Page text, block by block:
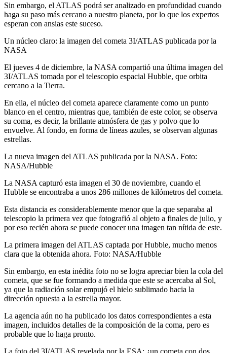
Sin embargo, el ATLAS podrá ser analizado en profundidad cuando
haga su paso más cercano a nuestro planeta, por lo que los expertos
esperan con ansias este suceso.
Un núcleo claro: la imagen del cometa 3I/ATLAS publicada por la
NASA
El jueves 4 de diciembre, la NASA compartió una última imagen del
3I/ATLAS tomada por el telescopio espacial Hubble, que orbita
cercano a la Tierra.
En ella, el núcleo del cometa aparece claramente como un punto
blanco en el centro, mientras que, también de este color, se observa
su coma, es decir, la brillante atmósfera de gas y polvo que lo
envuelve. Al fondo, en forma de líneas azules, se observan algunas
estrellas.
La nueva imagen del ATLAS publicada por la NASA. Foto:
NASA/Hubble
La NASA capturó esta imagen el 30 de noviembre, cuando el
Hubble se encontraba a unos 286 millones de kilómetros del cometa.
Esta distancia es considerablemente menor que la que separaba al
telescopio la primera vez que fotografió al objeto a finales de julio, y
por eso recién ahora se puede conocer una imagen tan nítida de este.
La primera imagen del ATLAS captada por Hubble, mucho menos
clara que la obtenida ahora. Foto: NASA/Hubble
Sin embargo, en esta inédita foto no se logra apreciar bien la cola del
cometa, que se fue formando a medida que este se acercaba al Sol,
ya que la radiación solar empujó el hielo sublimado hacia la
dirección opuesta a la estrella mayor.
La agencia aún no ha publicado los datos correspondientes a esta
imagen, incluidos detalles de la composición de la coma, pero es
probable que lo haga pronto.
La foto del 3I/ATLAS revelada por la ESA: ¿un cometa con dos